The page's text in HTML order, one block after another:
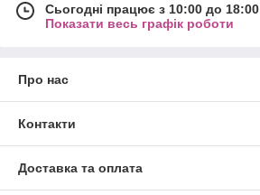
Сьогодні працює з 10:00 до 18:00
Показати весь графік роботи
Про нас
Контакти
Доставка та оплата